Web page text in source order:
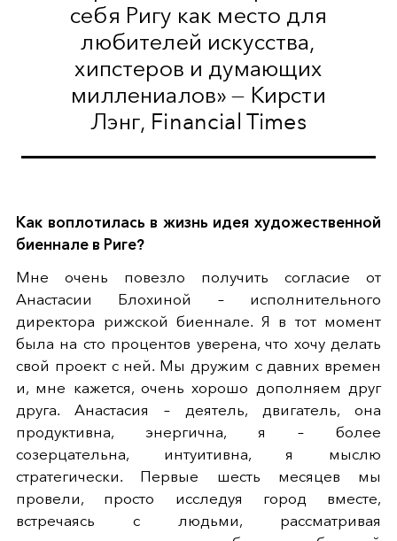
себя Ригу как место для
любителей искусства,
хипстеров и думающих
миллениалов» — Кирсти
Лэнг, Financial Times
Как воплотилась в жизнь идея художественной
биеннале в Риге?
Мне очень повезло получить согласие от
Анастасии Блохиной – исполнительного
директора рижской биеннале. Я в тот момент
была на сто процентов уверена, что хочу делать
свой проект с ней. Мы дружим с давних времен
и, мне кажется, очень хорошо дополняем друг
друга. Анастасия – деятель, двигатель, она
продуктивна, энергична, я – более
созерцательна, интуитивна, я мыслю
стратегически. Первые шесть месяцев мы
провели, просто исследуя город вместе,
встречаясь с людьми, рассматривая